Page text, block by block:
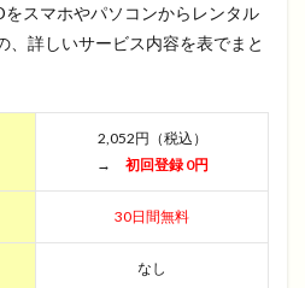
スマホやパソコンからレンタル
、詳しいサービス内容を表でまと
2,052円（税込）
→ 初回登録 0円
30日間無料
なし